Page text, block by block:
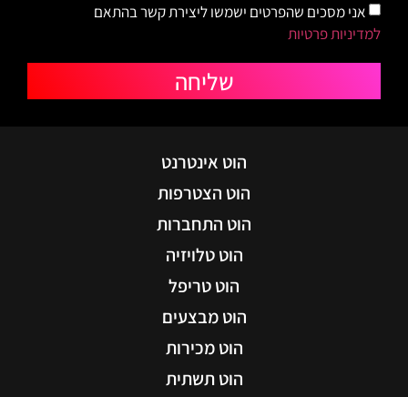
אני מסכים שהפרטים ישמשו ליצירת קשר בהתאם
למדיניות פרטיות
שליחה
הוט אינטרנט
הוט הצטרפות
הוט התחברות
הוט טלויזיה
הוט טריפל
הוט מבצעים
הוט מכירות
הוט תשתית